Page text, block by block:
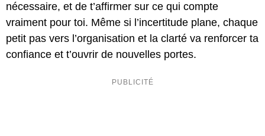
nécessaire, et de t’affirmer sur ce qui compte
vraiment pour toi. Même si l’incertitude plane, chaque
petit pas vers l’organisation et la clarté va renforcer ta
confiance et t’ouvrir de nouvelles portes.